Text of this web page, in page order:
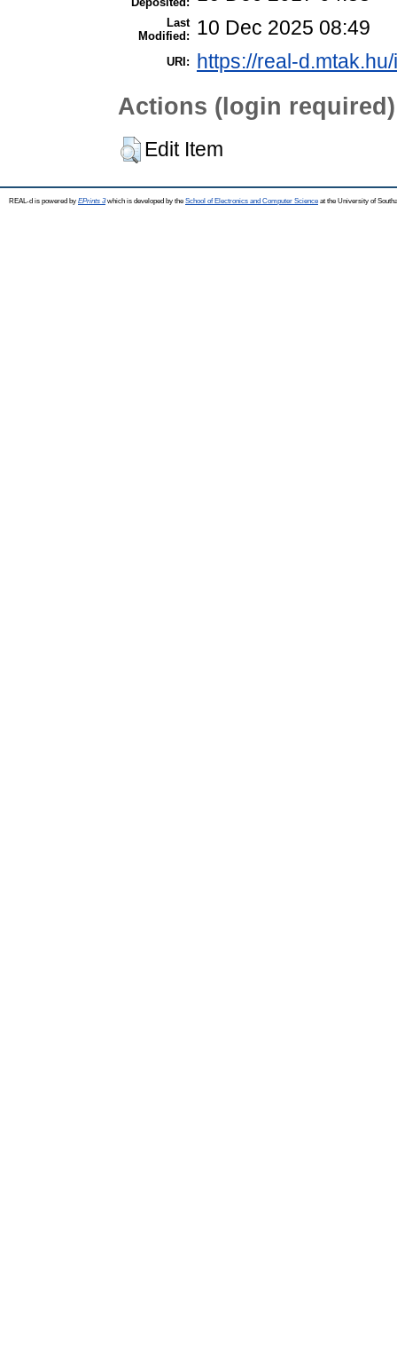
Last
Modified:
10 Dec 2025 08:49
URI: https://real-
Actions (login required)
Edit Item
REAL-d is powered by EPrints 3which is developed by the School of Electronics and Computer Science at the University of